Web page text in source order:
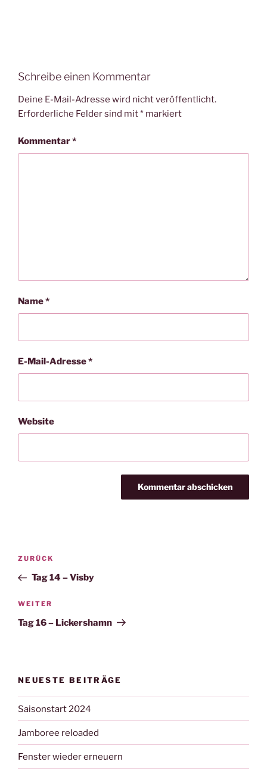
Schreibe einen Kommentar
Deine E-Mail-Adresse wird nicht veröffentlicht.
Erforderliche Felder sind mit* markiert
Kommentar*
Name*
E-Mail-Adresse*
Website
Beitragsnavigation
Vorheriger
Beitrag
ZURÜCK
Tag 14 – Visby
Nächster
Beitrag
WEITER
Tag 16 – Lickershamn
NEUESTE BEITRÄGE
Saisonstart 2024
Jamboree reloaded
Fenster wieder erneuern